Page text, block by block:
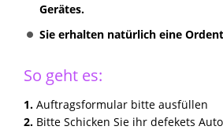
Gerätes.
Sie erhalten natürlich eine
So geht es:
1. Auftragsformular bitte ausfüllen
2. Bitte Schicken Sie ihr defekets